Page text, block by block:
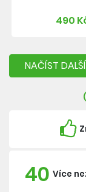
490
NAČÍST
40 Více